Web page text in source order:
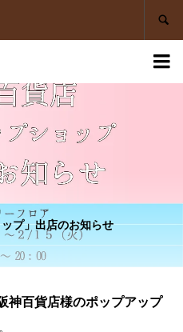


プ」出店のお知らせ
神百貨店様のポップアップ